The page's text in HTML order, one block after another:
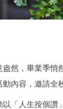
盎然，畢業季悄
動內容，邀請全
以「人生按個讚